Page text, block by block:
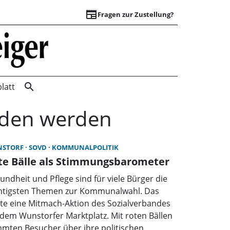
newspaperFragen zur Zustellung?
Startseite |
search
werden
SOVD KOMMUNALPOLITIK
Bälle als Stimmungsbarometer
und Pflege sind für viele Bürger die
Themen zur Kommunalwahl. Das
eine Mitmach-Aktion des Sozialverbandes
Wunstorfer Marktplatz. Mit roten Bällen